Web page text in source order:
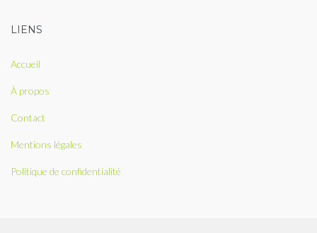
LIENS
Accueil
À propos
Contact
Mentions légales
Politique de confidentialité